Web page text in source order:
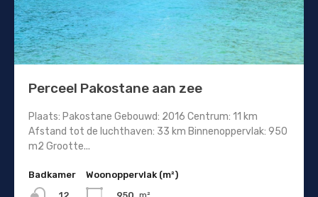
Perceel Pakostane aan zee
Plaats: Pakostane Gebouwd: 2016 Centrum: 11 km
Afstand tot de luchthaven: 33 km Binnenoppervlak: 950
m2 Grootte...
Badkamer
Woonoppervlak (m²)